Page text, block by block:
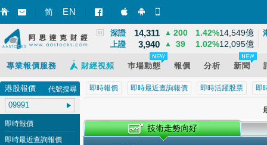
简 EN 智財迅 (iPhone)
智財迅 (Android)
國指 8,531
深證 14,311 ▲ 200 1.42%14,549億
上證 3,940 ▲ 39 1.02%12,095億
專業報價服務 財經視頻 巿場動態 報價 分析 新聞
即時報價 即時最近查詢報價 即時活躍股票 即
港股報價 代號搜尋
即時報價
即時最近查詢報價